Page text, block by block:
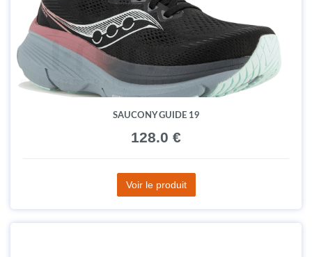
SAUCONY GUIDE 19
128.0 €
Voir le produit